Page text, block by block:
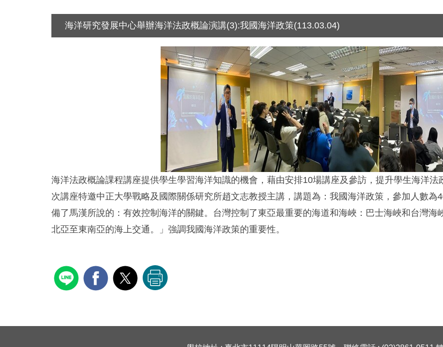
海洋研究發展中心舉辦海洋法政概論演講(3):我國海洋政策(113.03.04)
海洋法政概論課程講座提供學生學習海洋知識的機會，藉由安排10場講座及參訪，提升學生海洋
次講座特邀中正大學戰略及國際關係研究所趙文志教授主講，講題為：我國海洋政策，參加人數
備了馬漢所說的：有效控制海洋的關鍵。台灣控制了東亞最重要的海道和海峽：巴士海峽和台灣
北亞至東南亞的海上交通。」強調我國海洋政策的重要性。